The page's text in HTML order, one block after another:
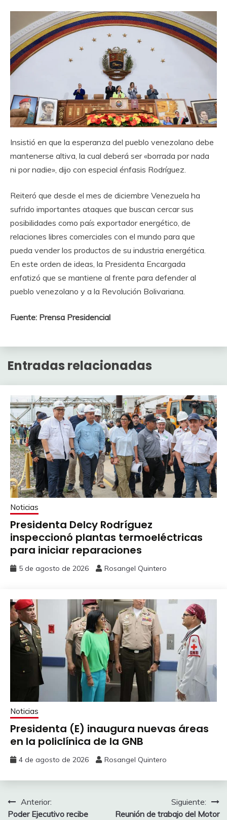
Insistió en que la esperanza del pueblo venezolano debe
mantenerse altiva, la cual deberá ser «borrada por nada
ni por nadie», dijo con especial énfasis Rodríguez.
Reiteró que desde el mes de diciembre Venezuela ha
sufrido importantes ataques que buscan cercar sus
posibilidades como país exportador energético, de
relaciones libres comerciales con el mundo para que
pueda vender los productos de su industria energética.
En este orden de ideas, la Presidenta Encargada
enfatizó que se mantiene al frente para defender al
pueblo venezolano y a la Revolución Bolivariana.
Fuente: Prensa Presidencial
Entradas relacionadas
Noticias
Presidenta Delcy Rodríguez
inspeccionó plantas termoeléctricas
para iniciar reparaciones
5 de agosto de 2026 Rosangel Quintero
Noticias
Presidenta (E) inaugura nuevas áreas
en la policlínica de la GNB
4 de agosto de 2026 Rosangel Quintero
Anterior:
Poder Ejecutivo recibe
Siguiente:
Reunión de trabajo del Motor